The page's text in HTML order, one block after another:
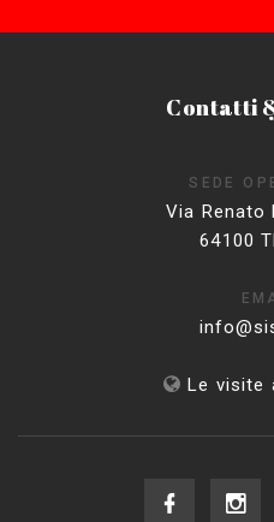
Contatti
SEDE
Via Renato
64100
Le visite